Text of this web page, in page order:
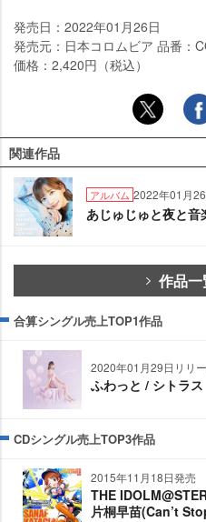
発売日：2022年01月26日
発売元：日本コロムビア 品番：
価格：2,420円（税込）
関連作品
アルバム 2022年01月
あじゅじゅと夜と音
作品
合算シングル売上TOP1作品
2020年01月29日リリ
ふわっと / シトラス
CDシングル売上TOP3作品
2015年11月18日発売
THE
片桐早苗(Can’t